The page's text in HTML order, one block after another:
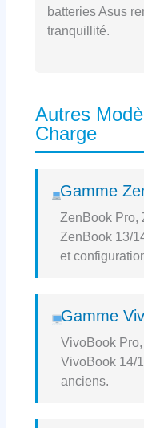
batteries Asus
tranquillité.
Autres
Charge
Gamme
ZenBook Pro,
ZenBook 13/
et
Gamme
VivoBook
VivoBook 14/
anciens.